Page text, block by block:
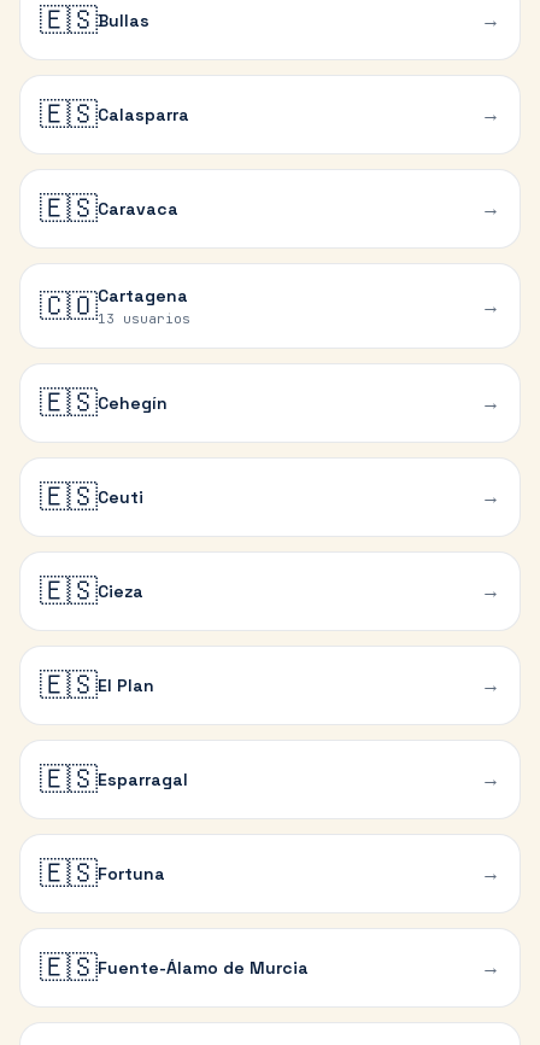
🇪🇸Bullas →
🇪🇸Calasparra →
🇪🇸Caravaca →
🇨🇴Cartagena
13 usuarios
→
🇪🇸Cehegín →
🇪🇸Ceuti →
🇪🇸Cieza →
🇪🇸El Plan →
🇪🇸Esparragal →
🇪🇸Fortuna →
🇪🇸Fuente-Álamo de Murcia →